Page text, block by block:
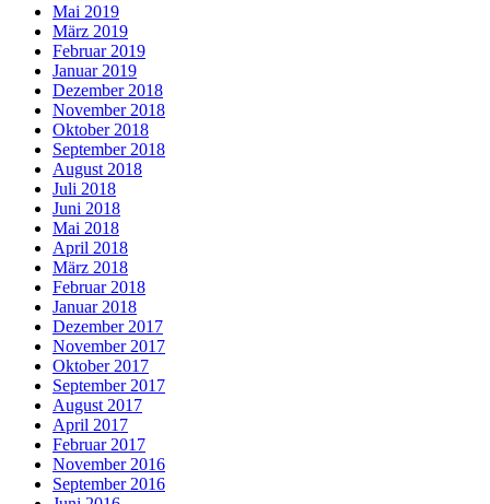
Mai 2019
März 2019
Februar 2019
Januar 2019
Dezember 2018
November 2018
Oktober 2018
September 2018
August 2018
Juli 2018
Juni 2018
Mai 2018
April 2018
März 2018
Februar 2018
Januar 2018
Dezember 2017
November 2017
Oktober 2017
September 2017
August 2017
April 2017
Februar 2017
November 2016
September 2016